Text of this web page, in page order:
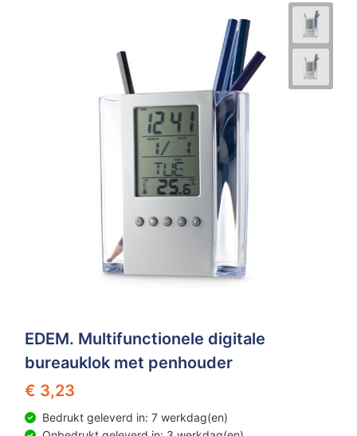
EDEM. Multifunctionele digitale
bureauklok met penhouder
€ 3,23
Bedrukt geleverd in: 7 werkdag(en)